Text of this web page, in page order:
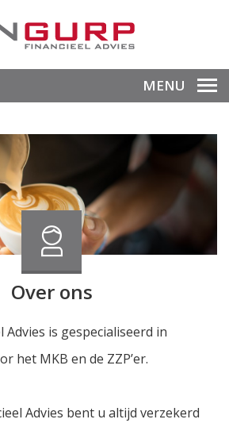
MENU
Over ons
Advies is gespecialiseerd in
het MKB en de ZZP’er.
Advies bent u altijd verzekerd